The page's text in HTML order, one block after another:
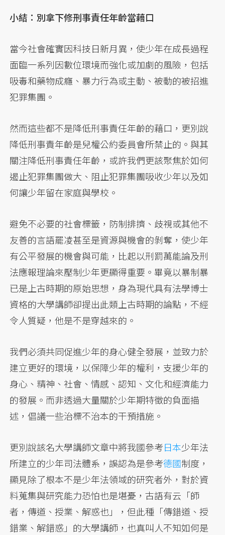
小結：別拿下修刑事責任年齡當藉口
當今社會確實因科技日新月異，使少年在成長過程
面臨一系列因數位環境而強化或加劇的風險，包括
吸毒和藥物成癮、暴力行為或主動、被動的被招進
犯罪集團。
然而這些都不是降低刑事責任年齡的藉口，更別說
降低刑事責年齡是兒權公約委員會所禁止的。與其
關注降低刑事責任年齡，或許我們更該聚焦於如何
遏止犯罪集團做大、阻止犯罪集團吸收少年以及如
何讓少年留在家庭與學校。
避免不必要的社會標籤，防制排擠、歧視或其他不
友善的言語罷凌甚至是資源與機會的剝奪，使少年
有公平發展的機會與可能，比起以刑罰萬能論及刑
法應報理論來壓制少年更顯得重要。畢竟以暴制暴
已是上古時期的原始思想，身為現代具有法學博士
資格的大學講師卻提出此類上古時期的論點，不經
令人質疑，他是不是穿越來的。
我們必須共同促進少年的身心健全發展，並致力於
建立更好的環境，以保障少年的權利，支援少年的
身心、精神、社會、情感、認知、文化和經濟能力
的發展。而非透過大量關於少年期特徵的負面描
述，倡議一些治標不治本的干預措施。
更別說該名大學講師文章中將我國參考日本少年法
所建立的少年司法體系，誤認為是參考德國制度，
顯見除了根本不是少年法領域的研究者外，對於資
料蒐集與研究能力恐怕也是堪憂，古語有云「師
者，傳道、授業、解惑也」，但此種「傳錯道、授
錯業、解錯惑」的大學講師，也真叫人不知如何是